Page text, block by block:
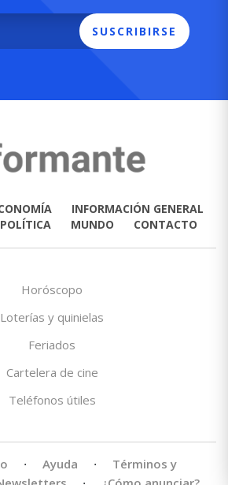
SUSCRIBIRSE
INFORMACIÓN GENERAL
POLÍTICA MUNDO CONTACTO
Horóscopo
Loterías y quinielas
Feriados
Cartelera de cine
Teléfonos útiles
· Ayuda ·
Términos y